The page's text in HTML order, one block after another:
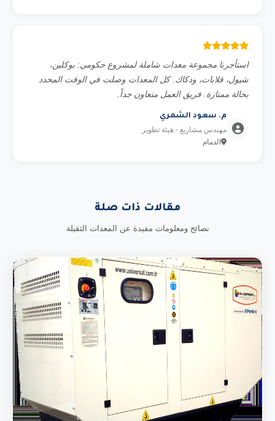
استأجرنا مجموعة معدات شاملة لمشروع حكومي: بوكلين،
شيول، قلابات، ودكاك. كل المعدات وصلت في الوقت المحدد
بحالة ممتازة. فريق العمل متعاون جداً.
م. سعود الشمري
مهندس مشاريع - هيئة تطوير
الدمام
مقالات ذات صلة
نصائح ومعلومات مفيدة عن المعدات الثقيلة